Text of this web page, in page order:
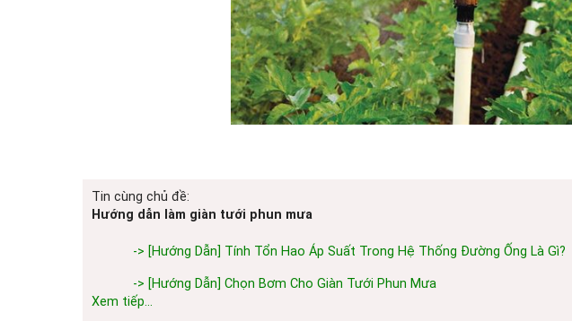
Tin cùng chủ đề:
Hướng dẫn làm giàn tưới phun mưa
-> [Hướng Dẫn] Tính Tổn Hao Áp Suất Trong Hệ Thống Đường Ống Là Gì?
-> [Hướng Dẫn] Chọn Bơm Cho Giàn Tưới Phun Mưa
Xem tiếp...